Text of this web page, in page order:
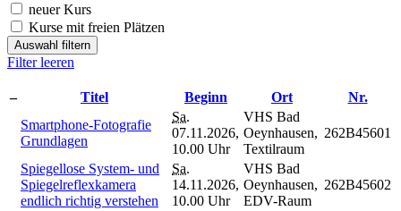
neuer Kurs
Kurse mit freien Plätzen
Auswahl filtern
Filter leeren
– Titel Beginn Ort
Nr.
Smartphone-Fotografie
Grundlagen
Sa.
07.11.2026,
10.00 Uhr
VHS Bad
Oeynhausen,
Textilraum
262B45601
Spiegellose System- und
Spiegelreflexkamera
endlich richtig verstehen
Sa.
14.11.2026,
10.00 Uhr
VHS Bad
Oeynhausen,
EDV-Raum
262B45602